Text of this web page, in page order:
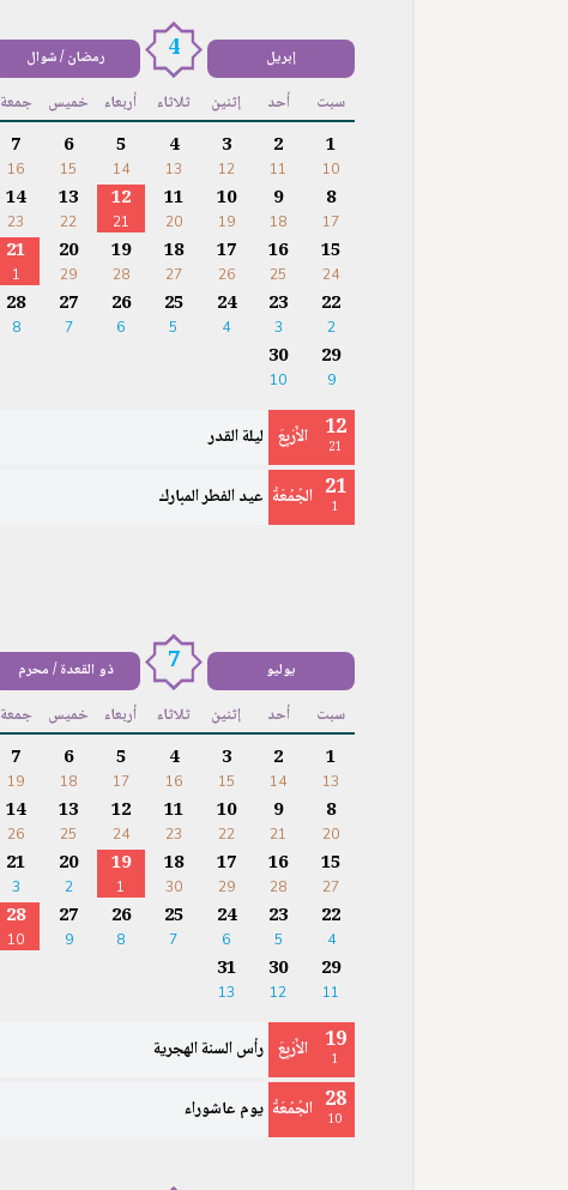
إبريل 4 رمضان / شوال
سبت أحد إثنين ثلاثاء أربعاء خميس جمعة
1
10
2
11
3
12
4
13
5
14
6
15
7
16
8
17
9
18
10
19
11
20
12
21
13
22
14
23
15
24
16
25
17
26
18
27
19
28
20
29
21
1
22
2
23
3
24
4
25
5
26
6
27
7
28
8
29
9
30
10
12
21 الأَرْبِعَ ليلة القدر
21
1 الجُمُعَةُ عيد الفطر المبارك
يوليو 7 ذو القعدة / محرم
سبت أحد إثنين ثلاثاء أربعاء خميس جمعة
1
13
2
14
3
15
4
16
5
17
6
18
7
19
8
20
9
21
10
22
11
23
12
24
13
25
14
26
15
27
16
28
17
29
18
30
19
1
20
2
21
3
22
4
23
5
24
6
25
7
26
8
27
9
28
10
29
11
30
12
31
13
19
1 الأَرْبِعَ رأس السنة الهجرية
28
10 الجُمُعَةُ يوم عاشوراء